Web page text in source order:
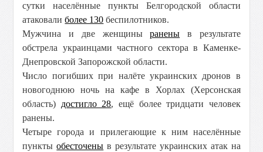
сутки населённые пункты Белгородской области
атаковалиболее 130 беспилотников.
Мужчина и две женщиныранены в результате
обстрела украинцами частного сектора в Каменке-
Днепровской Запорожской области.
Число погибших при налёте украинских дронов в
новогоднюю ночь на кафе в Хорлах (Херсонская
область) достигло 28, ещё более тридцати человек
ранены.
Четыре города и прилегающие к ним населённые
пунктыобесточены в результате украинских атак на